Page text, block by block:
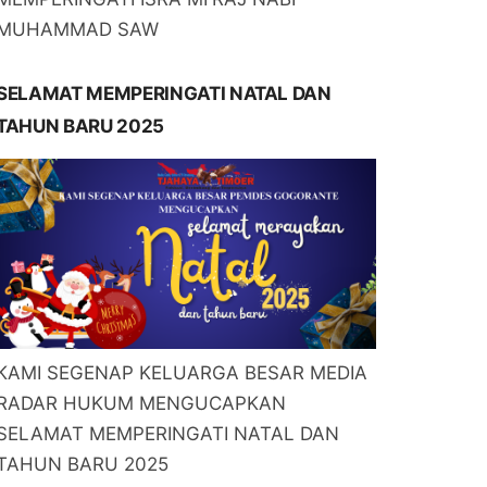
SAW
MEMPERINGATI NATAL DAN
BARU 2025
SEGENAP KELUARGA BESAR MEDIA
HUKUM MENGUCAPKAN
MEMPERINGATI NATAL DAN
BARU 2025